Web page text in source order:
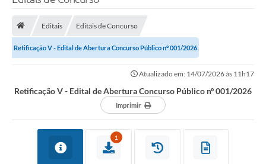
Ouvidoria
Editais
Editais Editais de Concurso
Retificação V - Edital de Abertura Concurso Público nº 001/2026
Atualizado em: 14/07/2026 às 11h17
Retificação V - Edital de Abertura Concurso Público nº 001/2026
Imprimir
1